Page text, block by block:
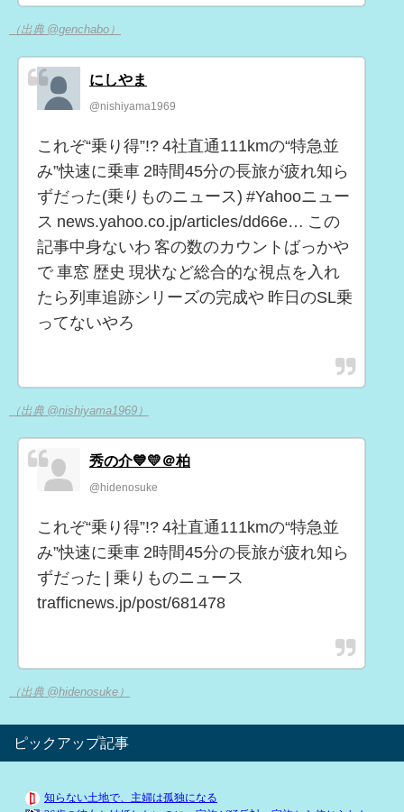
（出典 @genchabo）
にしやま
@nishiyama1969
これぞ“乗り得”!? 4社直通111kmの“特急並
み”快速に乗車 2時間45分の長旅が疲れ知ら
ずだった(乗りものニュース) #Yahooニュー
ス news.yahoo.co.jp/articles/dd66e… この
記事中身ないわ 客の数のカウントばっかや
で 車窓 歴史 現状など総合的な視点を入れ
たら列車追跡シリーズの完成や 昨日のSL乗
ってないやろ
（出典 @nishiyama1969）
秀の介💙💛＠柏
@hidenosuke
これぞ“乗り得”!? 4社直通111kmの“特急並
み”快速に乗車 2時間45分の長旅が疲れ知ら
ずだった | 乗りものニュース
trafficnews.jp/post/681478
（出典 @hidenosuke）
ピックアップ記事